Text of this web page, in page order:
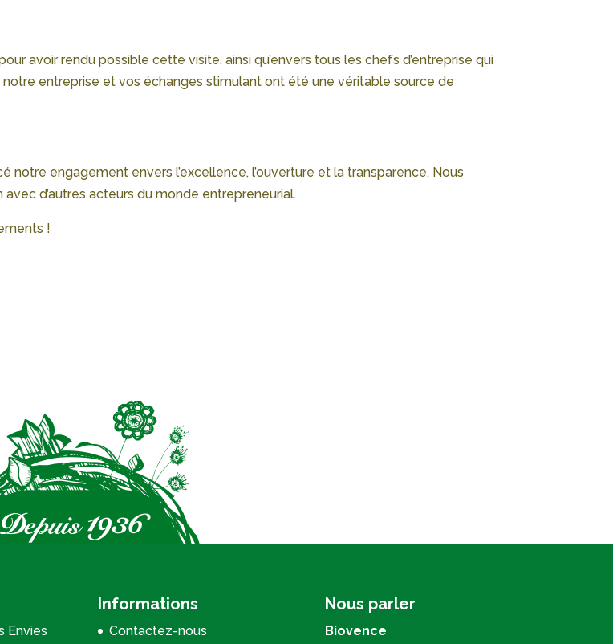
avoir rendu possible cette visite, ainsi qu’envers tous les chefs d’entreprise qui
entreprise et vos échanges stimulant ont été une véritable source de
notre engagement envers l’excellence, l’ouverture et la transparence. Nous
d’autres acteurs du monde entrepreneurial.
!
Envies
Informations
Contactez-nous
Nous parler
Biovence